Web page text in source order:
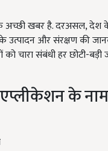
खबर है. दरअसल, देश के
उत्पादन और संरक्षण की
चारा संबंधी हर छोटी-
के नाम